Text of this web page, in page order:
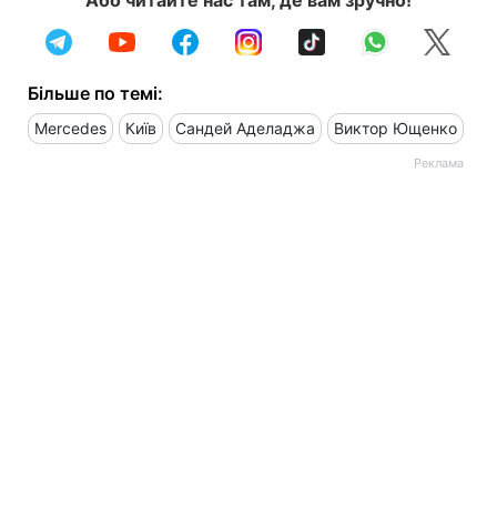
Більше по темі:
Mercedes Київ Сандей Аделаджа Виктор Ющенко